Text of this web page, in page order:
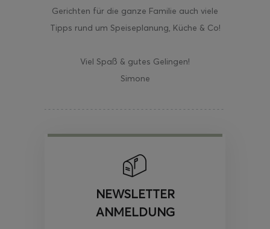
Gerichten für die ganze Familie auch viele
Tipps rund um Speiseplanung, Küche & Co!
Viel Spaß & gutes Gelingen!
Simone
NEWSLETTER
ANMELDUNG